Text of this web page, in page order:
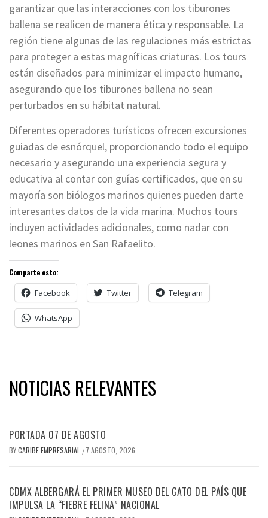
garantizar que las interacciones con los tiburones
ballena se realicen de manera ética y responsable. La
región tiene algunas de las regulaciones más estrictas
para proteger a estas magníficas criaturas. Los tours
están diseñados para minimizar el impacto humano,
asegurando que los tiburones ballena no sean
perturbados en su hábitat natural.
Diferentes operadores turísticos ofrecen excursiones
guiadas de esnórquel, proporcionando todo el equipo
necesario y asegurando una experiencia segura y
educativa al contar con guías certificados, que en su
mayoría son biólogos marinos quienes pueden darte
interesantes datos de la vida marina. Muchos tours
incluyen actividades adicionales, como nadar con
leones marinos en San Rafaelito.
Comparte esto:
Facebook Twitter Telegram
WhatsApp
NOTICIAS RELEVANTES
PORTADA 07 DE AGOSTO
BYCARIBE EMPRESARIAL / 7 AGOSTO, 2026
CDMX ALBERGARÁ EL PRIMER MUSEO DEL GATO DEL PAÍS QUE
IMPULSA LA “FIEBRE FELINA” NACIONAL